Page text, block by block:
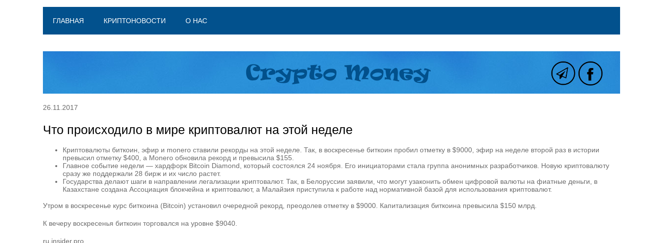
ГЛАВНАЯ КРИПТОНОВОСТИ О НАС
26.11.2017
Что происходило в мире криптовалют на этой неделе
Криптовалюты биткоин, эфир и monero ставили рекорды на этой неделе. Так, в воскресенье биткоин пробил отметку в $9000, эфир на неделе второй раз в истории
превысил отметку $400, а Monero обновила рекорд и превысила $155.
Главное событие недели — хардфорк Bitcoin Diamond, который состоялся 24 ноября. Его инициаторами стала группа анонимных разработчиков. Новую криптовалюту
сразу же поддержали 28 бирж и их число растет.
Государства делают шаги в направлении легализации криптовалют. Так, в Белоруссии заявили, что могут узаконить обмен цифровой валюты на фиатные деньги, в
Казахстане создана Ассоциация блокчейна и криптовалют, а Малайзия приступила к работе над нормативной базой для использования криптовалют.
Утром в воскресенье курс биткоина (Bitcoin) установил очередной рекорд, преодолев отметку в $9000. Капитализация биткоина превысила $150 млрд.
К вечеру воскресенья биткоин торговался на уровне $9040.
ru.insider.pro